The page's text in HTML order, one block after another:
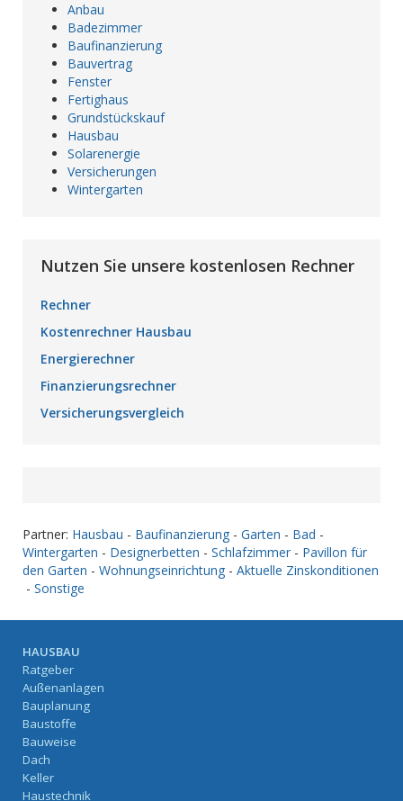
Anbau
Badezimmer
Baufinanzierung
Bauvertrag
Fenster
Fertighaus
Grundstückskauf
Hausbau
Solarenergie
Versicherungen
Wintergarten
Nutzen Sie unsere kostenlosen Rechner
Rechner
Kostenrechner Hausbau
Energierechner
Finanzierungsrechner
Versicherungsvergleich
Partner: Hausbau - Baufinanzierung - Garten - Bad -
Wintergarten - Designerbetten - Schlafzimmer - Pavillon für
den Garten - Wohnungseinrichtung - Aktuelle Zinskonditionen
- Sonstige
HAUSBAU
Ratgeber
Außenanlagen
Bauplanung
Baustoffe
Bauweise
Dach
Keller
Haustechnik